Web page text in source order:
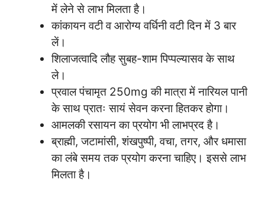
में लेने से लाभ मिलता है।
कांकायन वटी व आरोग्य वर्धिनी वटी दिन में 3 बार
लें।
शिलाजत्वादि लौह सुबह-शाम पिप्पल्यासव के साथ
ले।
प्रवाल पंचामृत 250mg की मात्रा में नारियल पानी
के साथ प्रातः सायं सेवन करना हितकर होगा।
आमलकी रसायन का प्रयोग भी लाभप्रद है।
ब्राह्मी, जटामांसी, शंखपुष्पी, वचा, तगर, और धमासा
का लंबे समय तक प्रयोग करना चाहिए। इससे लाभ
मिलता है।